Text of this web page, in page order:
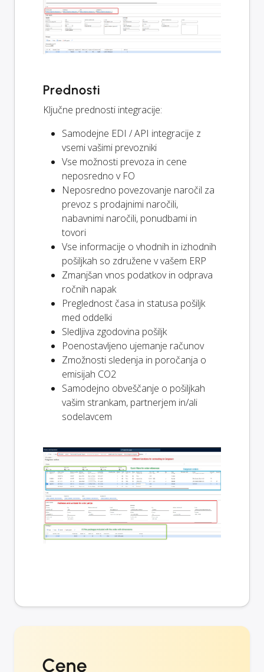
Prednosti
Ključne prednosti integracije:
Samodejne EDI / API integracije z
vsemi vašimi prevozniki
Vse možnosti prevoza in cene
neposredno v FO
Neposredno povezovanje naročil za
prevoz s prodajnimi naročili,
nabavnimi naročili, ponudbami in
tovori
Vse informacije o vhodnih in izhodnih
pošiljkah so združene v vašem ERP
Zmanjšan vnos podatkov in odprava
ročnih napak
Preglednost časa in statusa pošiljk
med oddelki
Sledljiva zgodovina pošiljk
Poenostavljeno ujemanje računov
Zmožnosti sledenja in poročanja o
emisijah CO2
Samodejno obveščanje o pošiljkah
vašim strankam, partnerjem in/ali
sodelavcem
Cene